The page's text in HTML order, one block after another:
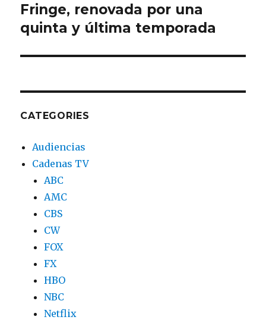
Next
post:
Fringe, renovada por una
quinta y última temporada
CATEGORIES
Audiencias
Cadenas TV
ABC
AMC
CBS
CW
FOX
FX
HBO
NBC
Netflix